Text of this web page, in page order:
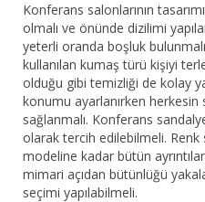
Konferans salonlarının
olmalı ve önünde dizilimi
yeterli oranda boşluk
kullanılan kumaş türü kişiyi
olduğu gibi temizliği de kolay
konumu ayarlanırken
sağlanmalı. Konferans
olarak tercih edilebilmeli.
modeline kadar bütün
mimari açıdan bütünlüğü
seçimi yapılabilmeli.